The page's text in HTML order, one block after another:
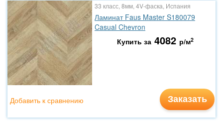
33 класс, 8мм, 4V-фаска, Испания
Ламинат Faus Master S180079
Casual Chevron
Купить за 4082 р/м2
Заказать
Добавить к сравнению